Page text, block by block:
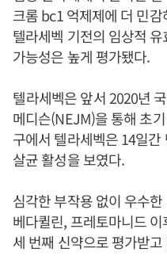
크롬 bc1 억제제에 더 민
텔라세벡 기전의 임상적
가능성은 높게 평가됐다.
텔라세벡은 앞서 2020년
메디슨(NEJM)을 통해 초
구에서 텔라세벡은 14일
살균 활성을 보였다.
심각한 부작용 없이 우수
베다퀼린, 프레토마니드
세 번째 신약으로 평가받고